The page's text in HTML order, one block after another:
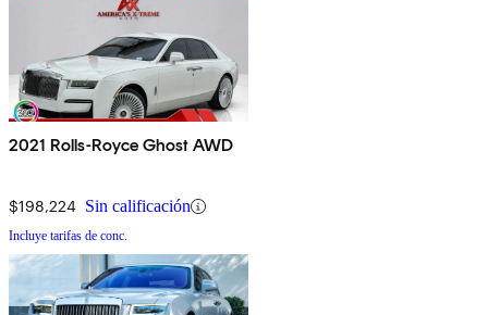
2021 Rolls-Royce Ghost AWD
$198,224 Sin calificación
Incluye tarifas de conc.